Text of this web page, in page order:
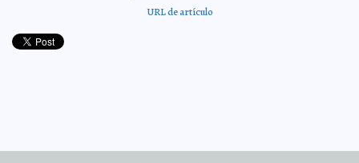
violadas A7
URL de artículo